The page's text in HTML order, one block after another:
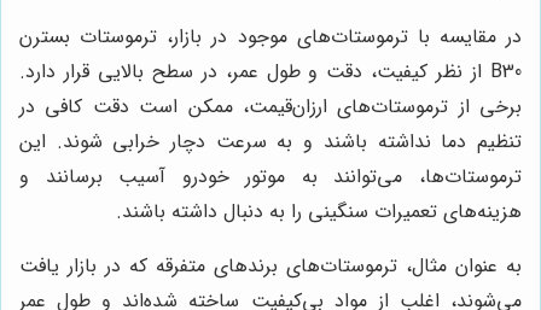
در مقایسه با ترموستات‌های موجود در بازار، ترموستات بسترن
B30 از نظر کیفیت، دقت و طول عمر، در سطح بالایی قرار دارد.
برخی از ترموستات‌های ارزان‌قیمت، ممکن است دقت کافی در
تنظیم دما نداشته باشند و به سرعت دچار خرابی شوند. این
ترموستات‌ها، می‌توانند به موتور خودرو آسیب برسانند و
هزینه‌های تعمیرات سنگینی را به دنبال داشته باشند.
به عنوان مثال، ترموستات‌های برندهای متفرقه که در بازار یافت
می‌شوند، اغلب از مواد بی‌کیفیت ساخته شده‌اند و طول عمر